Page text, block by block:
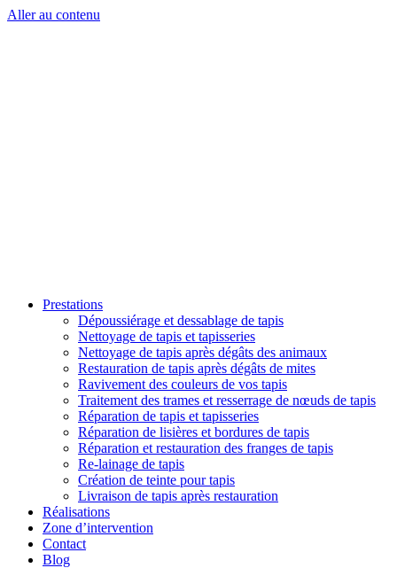
Aller au contenu
Prestations
Dépoussiérage et dessablage de tapis
Nettoyage de tapis et tapisseries
Nettoyage de tapis après dégâts des animaux
Restauration de tapis après dégâts de mites
Ravivement des couleurs de vos tapis
Traitement des trames et resserrage de nœuds de tapis
Réparation de tapis et tapisseries
Réparation de lisières et bordures de tapis
Réparation et restauration des franges de tapis
Re-lainage de tapis
Création de teinte pour tapis
Livraison de tapis après restauration
Réalisations
Zone d’intervention
Contact
Blog